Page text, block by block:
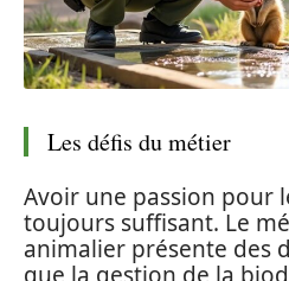
Les défis du métier
Avoir une passion pour
toujours suffisant. Le
animalier présente des
que la gestion de la